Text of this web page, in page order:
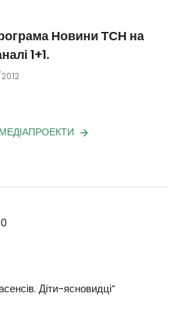
Новини ТСН на
1+1.
МЕДІАПРОЕКТИ
Діти-ясновидці”